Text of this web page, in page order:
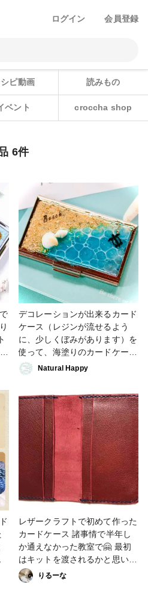
ログイン 会員登録
シピ動画 読みもの
ベント croccha shop
6件
デコレーションが出来るカード
ケース（レジンが流せるよう
に、少しくぼみがあります）を
使って、海塗りのカードケース
を作ってみました🏖 水面模様
は高粘度タイプのレジン液を使
レジンはなるべく薄〜く伸ばし
て、水面模様がぼやけないよう
に工夫しました⭐️模様の大きさ
も、ボトルから直接垂らした
り、ドットペン や爪楊枝を使
って大きさを変えています。
貝殻やホヌのフィルムもプラス
して、より海らしい雰囲気のカ
ードケースの出来上がりで
す...♪*ﾟ #はじめての投稿 #カー
ドケース #小物・雑貨 #海塗り
UVレジン #海の作品コンテス
ト2022 #レジン作品コンテス
ト2022
Natural Happy
レザークラフトで初めて作った
カードケース 諸事情で半年し
か通えなかった教室で🤗 最初
はキットを渡されるかと思いき
や いきなり型紙作りからでビ
ックリ😱 その後も自分の作り
りるーな